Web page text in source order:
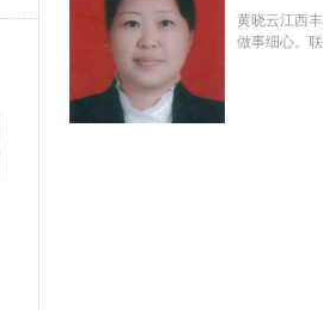
黄晓云江西
做事细心。